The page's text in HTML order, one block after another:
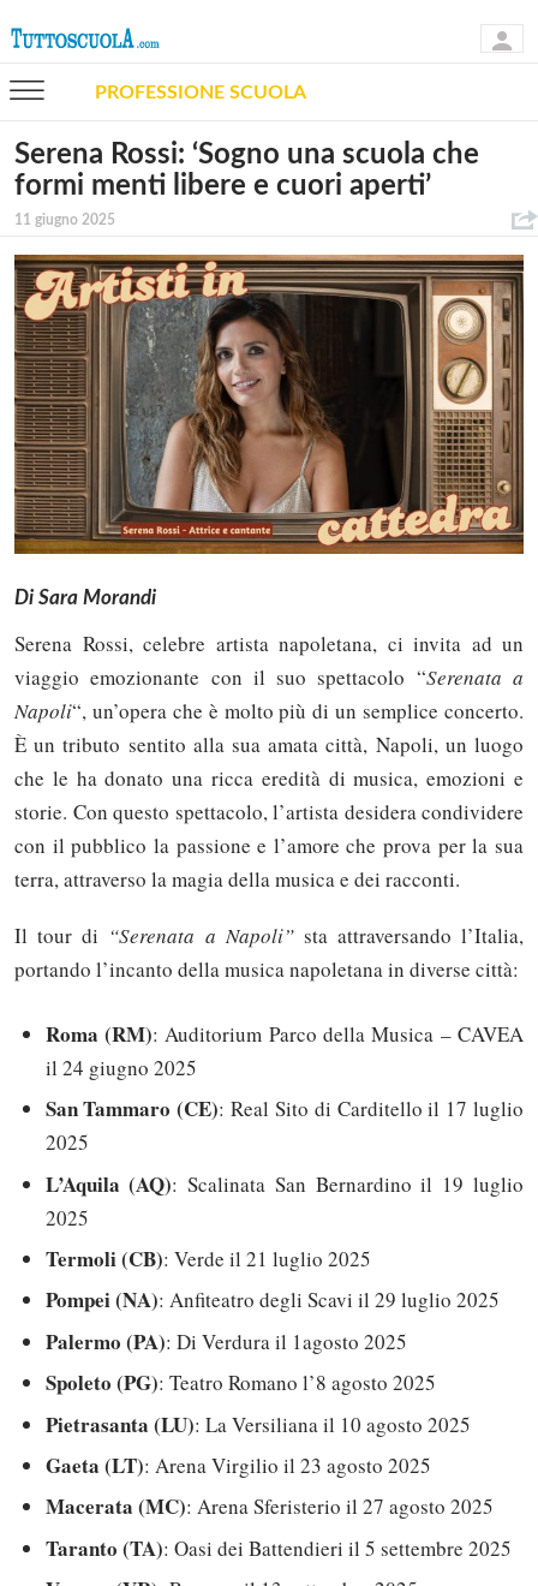
PROFESSIONE SCUOLA
Serena Rossi: ‘Sogno una scuola che
formi menti libere e cuori aperti’
11 giugno 2025
Di Sara Morandi
Serena Rossi, celebre artista napoletana, ci invita ad un
viaggio emozionante con il suo spettacolo “Serenata a
Napoli“, un’opera che è molto più di un semplice concerto.
È un tributo sentito alla sua amata città, Napoli, un luogo
che le ha donato una ricca eredità di musica, emozioni e
storie. Con questo spettacolo, l’artista desidera condividere
con il pubblico la passione e l’amore che prova per la sua
terra, attraverso la magia della musica e dei racconti.
Il tour di “Serenata a Napoli”sta attraversando l’Italia,
portando l’incanto della musica napoletana in diverse città:
Roma (RM): Auditorium Parco della Musica – CAVEA
il 24 giugno 2025
San Tammaro (CE): Real Sito di Carditello il 17 luglio
2025
L’Aquila (AQ): Scalinata San Bernardino il 19 luglio
2025
Termoli (CB): Verde il 21 luglio 2025
Pompei (NA): Anfiteatro degli Scavi il 29 luglio 2025
Palermo (PA): Di Verdura il 1agosto 2025
Spoleto (PG): Teatro Romano l’8 agosto 2025
Pietrasanta (LU): La Versiliana il 10 agosto 2025
Gaeta (LT): Arena Virgilio il 23 agosto 2025
Macerata (MC): Arena Sferisterio il 27 agosto 2025
Taranto (TA): Oasi dei Battendieri il 5 settembre 2025